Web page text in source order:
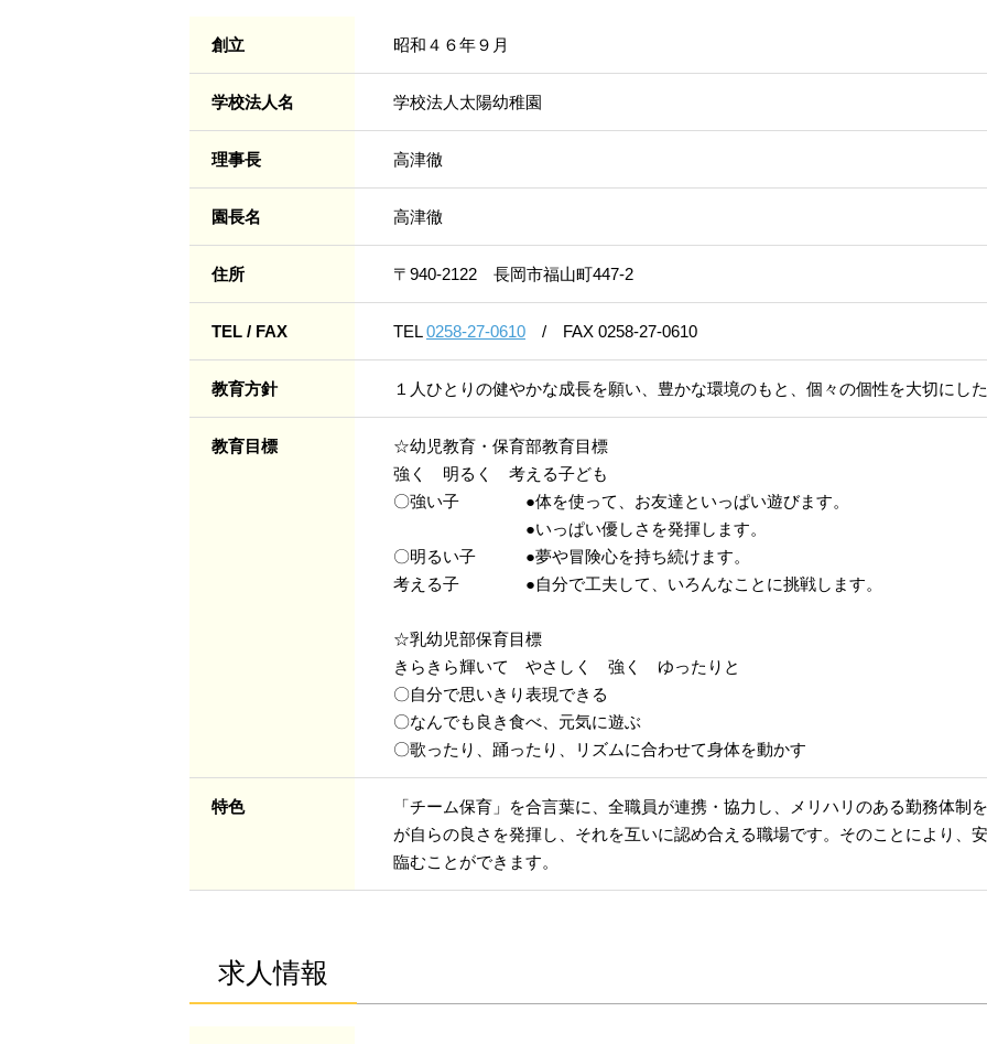
創立 昭和４６年９月
学校法人名 学校法人太陽幼稚園
理事長 高津徹
園長名 高津徹
住所 〒940-2122 長岡市福山町447-2
TEL / FAX TEL0258-27-0610 / FAX 0258-27-0610
教育方針 １人ひとりの健やかな成長を願い、豊かな環境のもと、個々の個性を大切にし
教育目標
☆幼児教育・保育部教育目標
強く 明るく 考える子ども
〇強い子 ●体を使って、お友達といっぱい遊びます。
●いっぱい優しさを発揮します。
〇明るい子 ●夢や冒険心を持ち続けます。
考える子 ●自分で工夫して、いろんなことに挑戦します。
☆乳幼児部保育目標
きらきら輝いて やさしく 強く ゆったりと
〇自分で思いきり表現できる
〇なんでも良き食べ、元気に遊ぶ
〇歌ったり、踊ったり、リズムに合わせて身体を動かす
特色
「チーム保育」を合言葉に、全職員が連携・協力し、メリハリのある勤務体制
が自らの良さを発揮し、それを互いに認め合える職場です。そのことにより、
臨むことができます。
求人情報